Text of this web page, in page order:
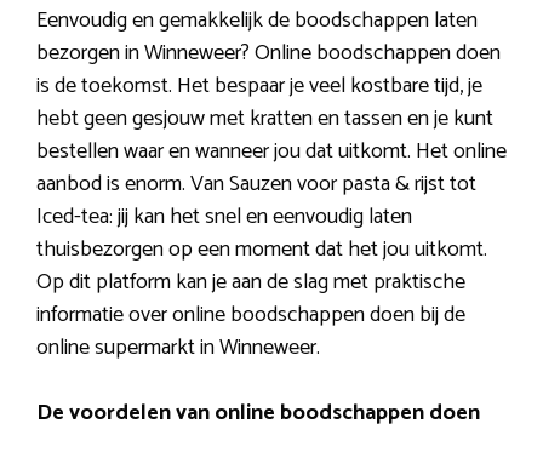
Eenvoudig en gemakkelijk de boodschappen laten
bezorgen in Winneweer? Online boodschappen doen
is de toekomst. Het bespaar je veel kostbare tijd, je
hebt geen gesjouw met kratten en tassen en je kunt
bestellen waar en wanneer jou dat uitkomt. Het online
aanbod is enorm. Van Sauzen voor pasta & rijst tot
Iced-tea: jij kan het snel en eenvoudig laten
thuisbezorgen op een moment dat het jou uitkomt.
Op dit platform kan je aan de slag met praktische
informatie over online boodschappen doen bij de
online supermarkt in Winneweer.
De voordelen van online boodschappen doen